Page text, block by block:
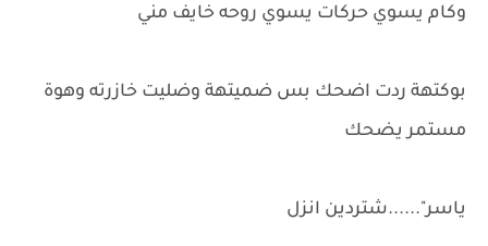
وكام يسوي حركات يسوي روحه خايف مني
بوكتهة ردت اضحك بس ضميتهة وضليت خازرته وهوة
مستمر يضحك
ياسر"......شتردين انزل